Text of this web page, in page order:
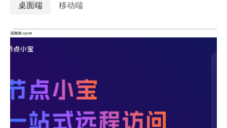
桌面端 移动端